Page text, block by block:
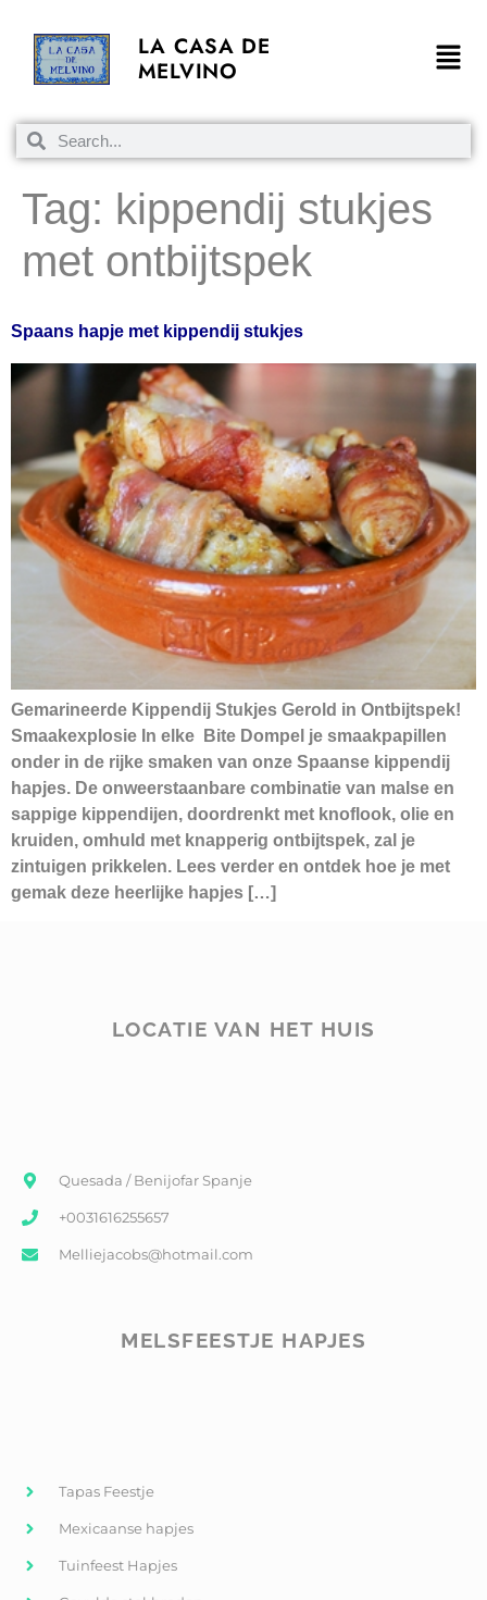
LA CASA DE
MELVINO
Tag: kippendij stukjes
met ontbijtspek
Spaans hapje met kippendij stukjes
Gemarineerde Kippendij Stukjes Gerold in Ontbijtspek!
Smaakexplosie In elke Bite Dompel je smaakpapillen
onder in de rijke smaken van onze Spaanse kippendij
hapjes. De onweerstaanbare combinatie van malse en
sappige kippendijen, doordrenkt met knoflook, olie en
kruiden, omhuld met knapperig ontbijtspek, zal je
zintuigen prikkelen. Lees verder en ontdek hoe je met
gemak deze heerlijke hapjes […]
LOCATIE VAN HET HUIS
Quesada / Benijofar Spanje
+0031616255657
Melliejacobs@hotmail.com
MELSFEESTJE HAPJES
Tapas Feestje
Mexicaanse hapjes
Tuinfeest Hapjes